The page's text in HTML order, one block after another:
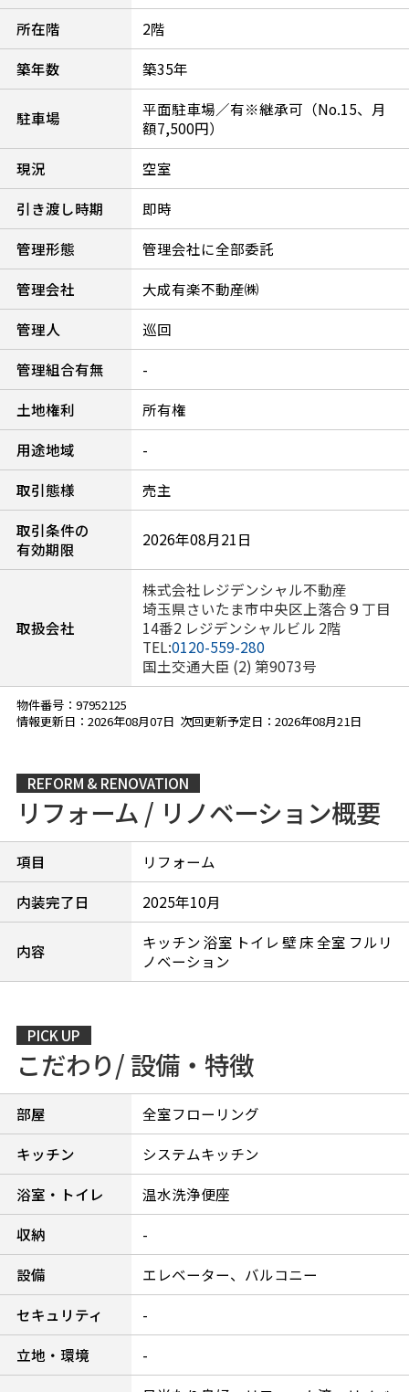
所在階
2階
築年数
築35年
駐車場
平面駐車場／有※継承可（No.15、月
額7,500円）
現況
空室
引き渡し時期
即時
管理形態
管理会社に全部委託
管理会社
大成有楽不動産㈱
管理人
巡回
管理組合有無
-
土地権利
所有権
用途地域
-
取引態様
売主
取引条件の
有効期限
2026年08月21日
取扱会社
株式会社レジデンシャル不動産
埼玉県さいたま市中央区上落合９丁目
14番2 レジデンシャルビル 2階
TEL:0120-559-280
国土交通大臣 (2) 第9073号
物件番号：97952125
情報更新日：2026年08月07日 次回更新予定日：2026年08月21日
REFORM & RENOVATION
リフォーム / リノベーション概要
項目
リフォーム
内装完了日
2025年10月
内容
キッチン 浴室 トイレ 壁 床 全室 フルリ
ノベーション
PICK UP
こだわり/ 設備・特徴
部屋
全室フローリング
キッチン
システムキッチン
浴室・トイレ
温水洗浄便座
収納
-
設備
エレベーター、バルコニー
セキュリティ
-
立地・環境
-